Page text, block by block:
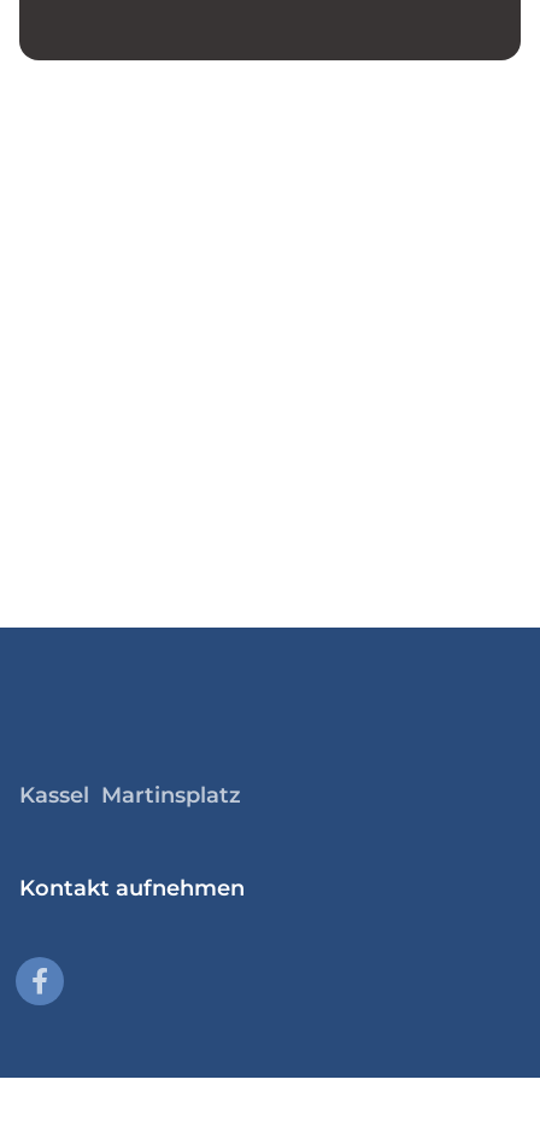
Kassel Martinsplatz
Kontakt aufnehmen